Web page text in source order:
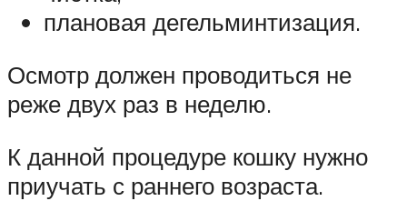
плановая дегельминтизация.
Осмотр должен проводиться не
реже двух раз в неделю.
К данной процедуре кошку нужно
приучать с раннего возраста.